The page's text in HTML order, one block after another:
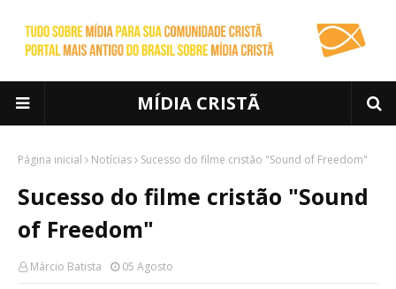
MÍDIA CRISTÃ
Página inicial Notícias Sucesso do filme cristão "Sound of Freedom"
Sucesso do filme cristão "Sound
of Freedom"
Márcio Batista 05 Agosto